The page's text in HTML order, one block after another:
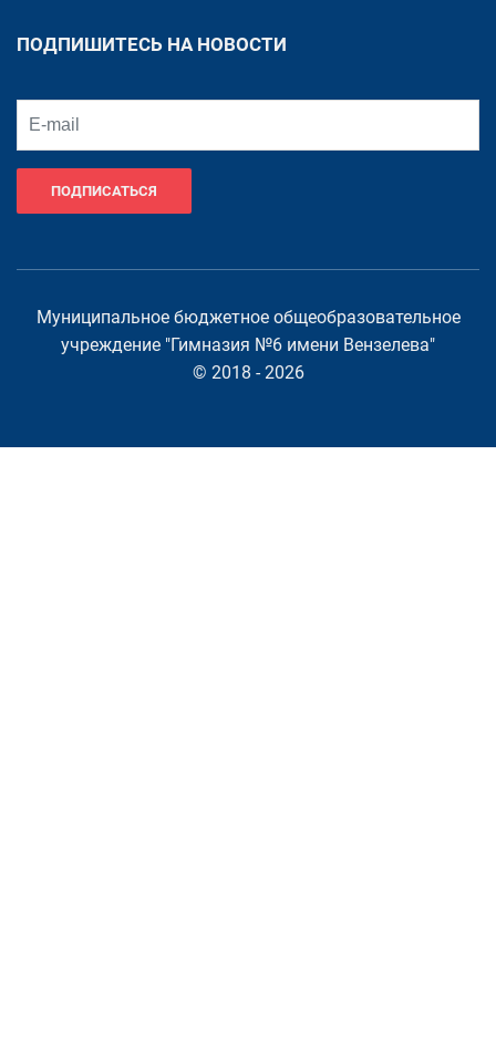
ПОДПИШИТЕСЬ НА НОВОСТИ
ПОДПИСАТЬСЯ
Муниципальное бюджетное общеобразовательное
учреждение "Гимназия №6 имени Вензелева"
© 2018 - 2026